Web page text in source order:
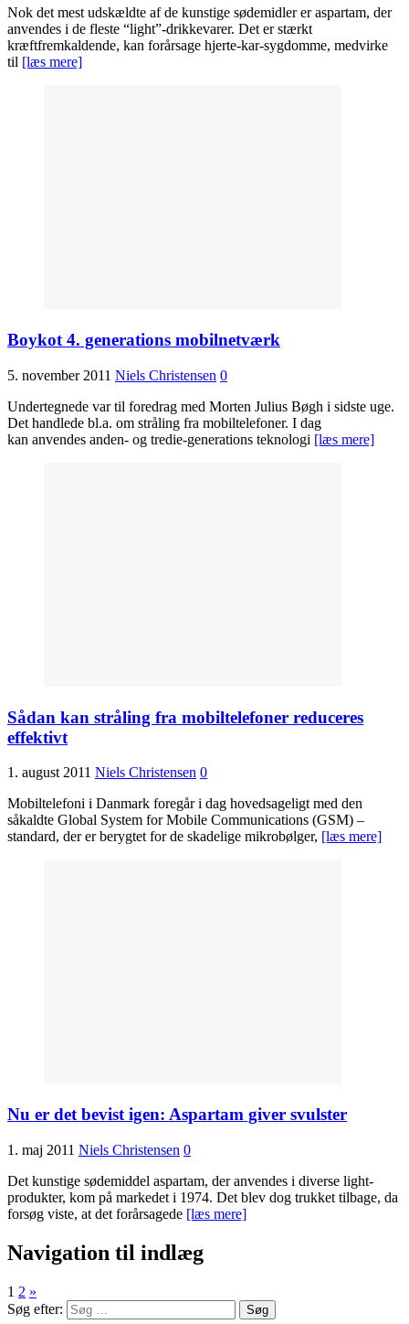
Nok det mest udskældte af de kunstige sødemidler er aspartam, der
anvendes i de fleste “light”-drikkevarer. Det er stærkt
kræftfremkaldende, kan forårsage hjerte-kar-sygdomme, medvirke
til [læs mere]
Boykot 4. generations mobilnetværk
5. november 2011 Niels Christensen 0
Undertegnede var til foredrag med Morten Julius Bøgh i sidste uge.
Det handlede bl.a. om stråling fra mobiltelefoner. I dag
kan anvendes anden- og tredie-generations teknologi [læs mere]
Sådan kan stråling fra mobiltelefoner reduceres
effektivt
1. august 2011 Niels Christensen 0
Mobiltelefoni i Danmark foregår i dag hovedsageligt med den
såkaldte Global System for Mobile Communications (GSM) –
standard, der er berygtet for de skadelige mikrobølger, [læs mere]
Nu er det bevist igen: Aspartam giver svulster
1. maj 2011 Niels Christensen 0
Det kunstige sødemiddel aspartam, der anvendes i diverse light-
produkter, kom på markedet i 1974. Det blev dog trukket tilbage, da
forsøg viste, at det forårsagede [læs mere]
Navigation til indlæg
1 2 »
Søg efter: